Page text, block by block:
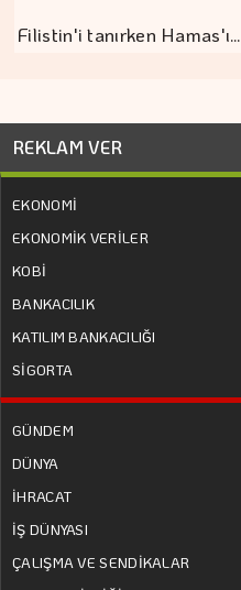
Filistin'i tanırken Hamas'ı…
REKLAM VER
EKONOMİ
EKONOMİK VERİLER
KOBİ
BANKACILIK
KATILIM BANKACILIĞI
SİGORTA
GÜNDEM
DÜNYA
İHRACAT
İŞ DÜNYASI
ÇALIŞMA VE SENDİKALAR